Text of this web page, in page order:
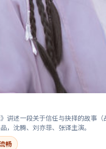
》讲述一段关于信任与抉择的故事
，沈腾、刘亦菲、张译主演。
畅